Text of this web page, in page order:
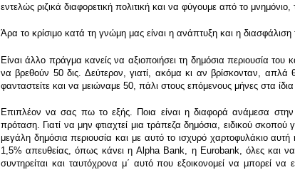
εντελώς ριζικά διαφορετική πολιτική και να φύγουμε από το μνημόνιο,
Άρα το κρίσιμο κατά τη γνώμη μας είναι η ανάπτυξη και η
Είναι άλλο πράγμα κανείς να αξιοποιήσει τη δημόσια περιουσία
να βρεθούν 50 δις. Δεύτερον, γιατί, ακόμα κι αν βρίσκονταν,
φανταστείτε και να μειώναμε 50, πάλι στους επόμενους μήνες στα
Επιπλέον να σας πω το εξής. Ποια είναι η διαφορά ανάμεσα στην
πρόταση. Γιατί να μην φτιαχτεί μια τράπεζα δημόσια, ειδικού
μεγάλη δημόσια περιουσία και με αυτό το ισχυρό χαρτοφυλάκιο
1,5% απευθείας, όπως κάνει η Alpha Bank, η Eurobank, όλες και να
συντηρείται και ταυτόχρονα μ΄ αυτό που εξοικονομεί να μπορεί